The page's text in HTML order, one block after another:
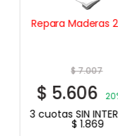
Repara Maderas
$7.007
$5.606
3 cuotas SIN
$1.869